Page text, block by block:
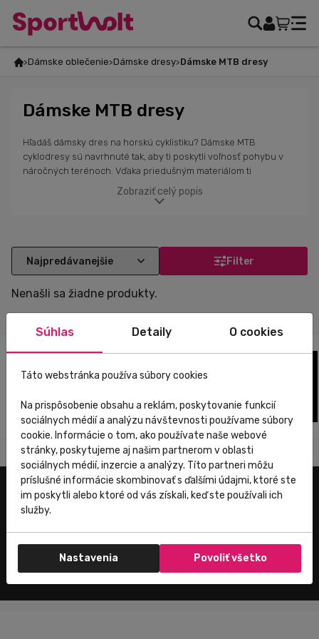
Dámske oblečenie Dámske dresy Dámske MTB dresy
Dámske MTB dresy
Hľadáš dámsky dres na horskú cyklistiku? Dámske MTB
cyklodresy sú navrhnuté tak, aby ti poskytli voľnosť pohybu v
náročných terénoch. Vďaka priedušným materiálom ti
zabezpečia pohodlie počas celodenných výletov, aj v teplých
podmienkach. Tieto cyklodresy pomáhajú regulovať telesnú
pre rekreačné cyklistky, ktoré milujú horskú cyklistiku. V našej
Zobraziť celý popis
Filter
Nenašli sa žiadne produkty.
Užitočné odkazy
E-shop
Trenujeme
Súhlas Detaily O cookies
Táto webstránka používa súbory cookies
Na prispôsobenie obsahu a reklám, poskytovanie funkcií
sociálnych médií a analýzu návštevnosti používame súbory
cookie. Informácie o tom, ako používate naše webové
stránky, poskytujeme aj našim partnerom v oblasti
sociálnych médií, inzercie a analýzy. Títo partneri môžu
príslušné informácie skombinovať s ďalšími údajmi, ktoré ste
im poskytli alebo ktoré od vás získali, keď ste používali ich
služby.
Nastavenia Povoliť všetko